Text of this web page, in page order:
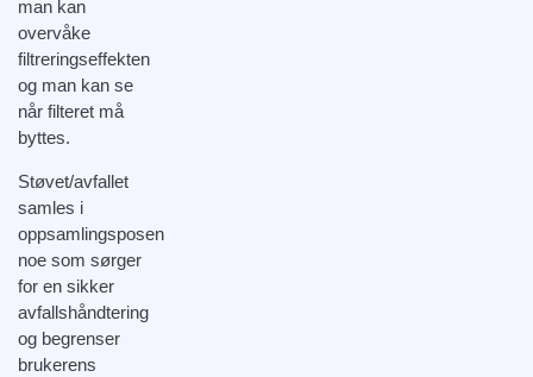
man kan
overvåke
filtreringseffekten
og man kan se
når filteret må
byttes.
Støvet/avfallet
samles i
oppsamlingsposen
noe som sørger
for en sikker
avfallshåndtering
og begrenser
brukerens